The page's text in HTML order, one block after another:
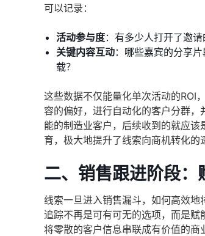
可以记录：
活动参与度：有多少人打开了邀
关键内容互动：哪些嘉宾的分享
载？
这些数据不仅能量化单次活动的ROI
容的偏好，进行自动化的客户分群
能的制造业客户，后续收到的就应
育，极大地提升了线索向商机转化的
二、销售跟进阶段
线索一旦进入销售漏斗，如何高效
追踪不再是可有可无的选项，而是
将零散的客户信息串联成有价值的商